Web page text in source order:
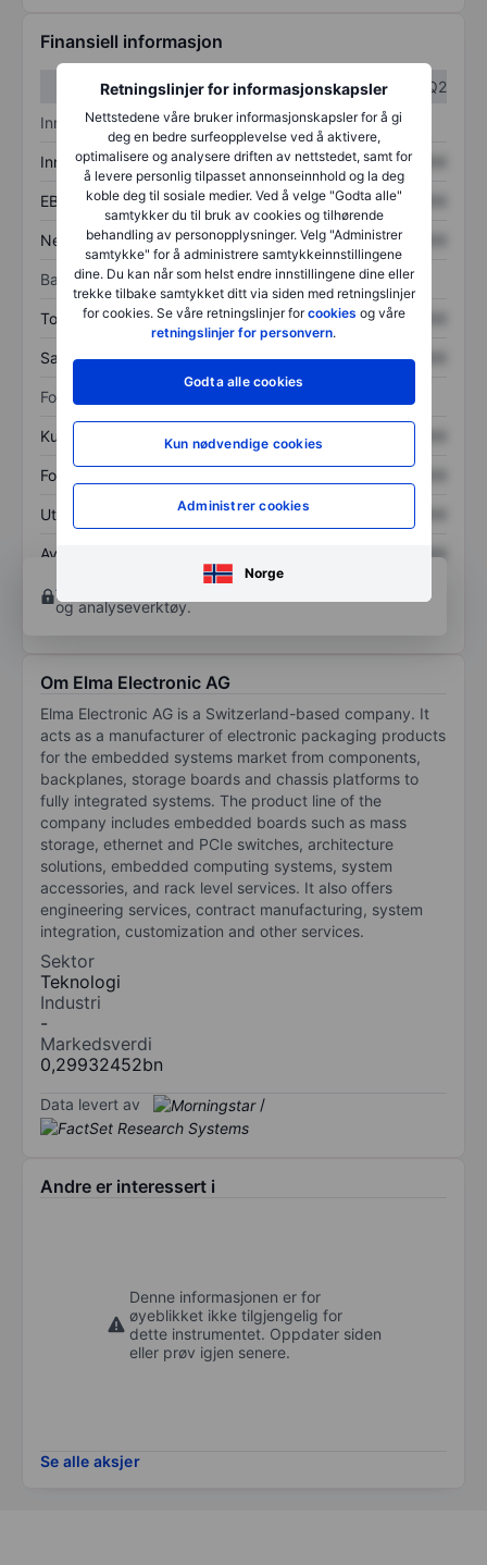
Retningslinjer for informasjonskapsler
Nettstedene våre bruker informasjonskapsler for å gi
deg en bedre surfeopplevelse ved å aktivere,
optimalisere og analysere driften av nettstedet, samt for
å levere personlig tilpasset annonseinnhold og la deg
koble deg til sosiale medier. Ved å velge "Godta alle"
samtykker du til bruk av cookies og tilhørende
behandling av personopplysninger. Velg "Administrer
samtykke" for å administrere samtykkeinnstillingene
dine. Du kan når som helst endre innstillingene dine eller
trekke tilbake samtykket ditt via siden med retningslinjer
for cookies. Se våre retningslinjer forcookies og våre
retningslinjer for personvern.
Godta alle cookies
Kun nødvendige cookies
Administrer cookies
Norge
Finansiell informasjon
Q1
Q2
Inntektsoversikt
Inntekter XXXXXXX XXXXXXX
EBITDA XXXXXXX XXXXXXX
Nettoinntekt XXXXXXX XXXXXXX
Balanse
Totale eiendeler XXXXXXX XXXXXXX
Samlet gjeld XXXXXXX XXXXXXX
Forholdstall
Kurs/salg XXXXXXX
Fortjeneste per aksje
Utbytte per aksje XXXXXXX
Avkastning på
XXXXXXX
for å få tilgang til flere kartleggings-
og analyseverktøy.
Om Elma Electronic AG
Elma Electronic AG is a Switzerland-based company. It
acts as a manufacturer of electronic packaging products
for the embedded systems market from components,
backplanes, storage boards and chassis platforms to
fully integrated systems. The product line of the
company includes embedded boards such as mass
storage, ethernet and PCIe switches, architecture
solutions, embedded computing systems, system
accessories, and rack level services. It also offers
engineering services, contract manufacturing, system
integration, customization and other services.
Sektor
Teknologi
Industri
-
Markedsverdi
0,29932452bn
Data levert av /
Andre er interessert i
Denne informasjonen er for
øyeblikket ikke tilgjengelig for
dette instrumentet. Oppdater siden
eller prøv igjen senere.
Se alle aksjer